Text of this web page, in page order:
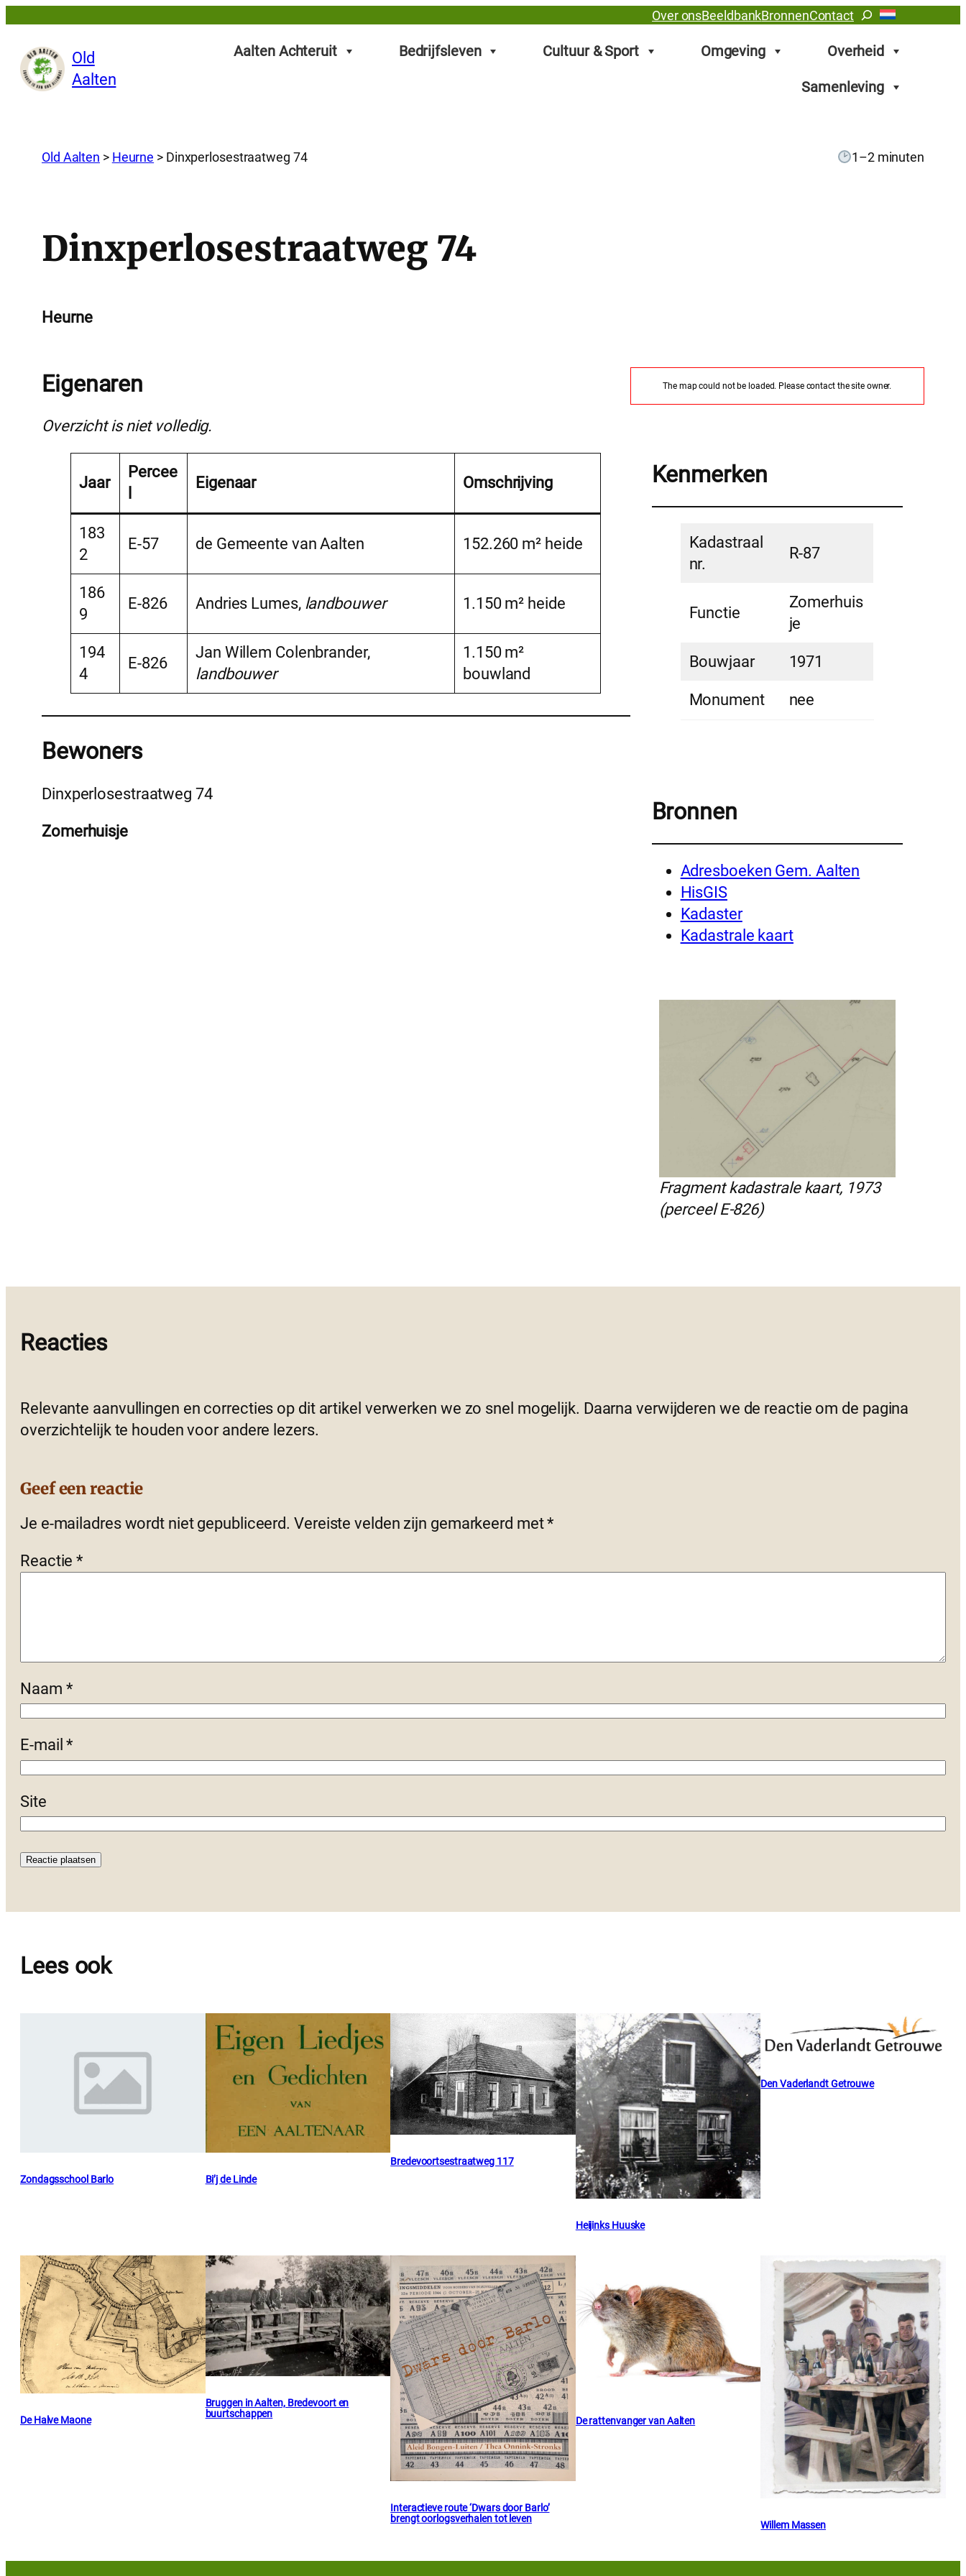
Over onsBeeldbankBronnenContactZoeken
Old
Aalten
Aalten Achteruit Bedrijfsleven Cultuur & Sport Omgeving Overheid
Samenleving
Old Aalten > Heurne > Dinxperlosestraatweg 74 1–2 minuten
Dinxperlosestraatweg 74
Heurne
Eigenaren
Overzicht is niet volledig.
Jaar
Percee
Eigenaar Omschrijving
183
2
E-57 de Gemeente van Aalten 152.260 m² heide
186
9
E-826 Andries Lumes, landbouwer 1.150 m² heide
194
4
E-826
Jan Willem Colenbrander,
landbouwer
1.150 m²
bouwland
Bewoners
Dinxperlosestraatweg 74
Zomerhuisje
The map could not be loaded. Please contact the site owner.
Kenmerken
Kadastraal
nr.
R-87
Functie
Zomerhuis
je
Bouwjaar 1971
Monument nee
Bronnen
Adresboeken Gem. Aalten
HisGIS
Kadaster
Kadastrale kaart
Fragment kadastrale kaart, 1973
(perceel E-826)
Reacties
Relevante aanvullingen en correcties op dit artikel verwerken we zo snel mogelijk. Daarna verwijderen we de reactie om de pagina
overzichtelijk te houden voor andere lezers.
Geef een reactie
Je e-mailadres wordt niet gepubliceerd. Vereiste velden zijn gemarkeerd met*
Reactie*
Naam *
E-mail*
Site
Lees ook
Zondagsschool Barlo Bi’j de Linde
Bredevoortsestraatweg 117
Heijinks Huuske
Den Vaderlandt Getrouwe
De Halve Maone
Bruggen in Aalten, Bredevoort en
buurtschappen
Interactieve route ‘Dwars door Barlo’
brengt oorlogsverhalen tot leven
De rattenvanger van Aalten
Willem Massen